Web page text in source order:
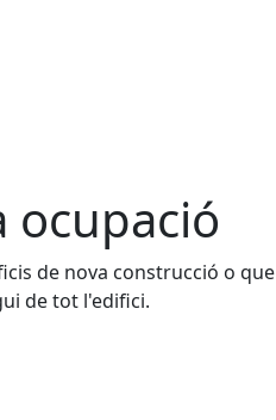
ocupació
de nova construcció o que
de tot l'edifici.